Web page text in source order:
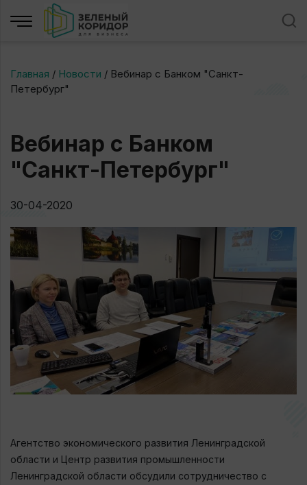
Главная / Новости / Вебинар с Банком "Санкт-
Петербург"
Вебинар с Банком
"Санкт-Петербург"
30-04-2020
Агентство экономического развития Ленинградской
области и Центр развития промышленности
Ленинградской области обсудили сотрудничество с